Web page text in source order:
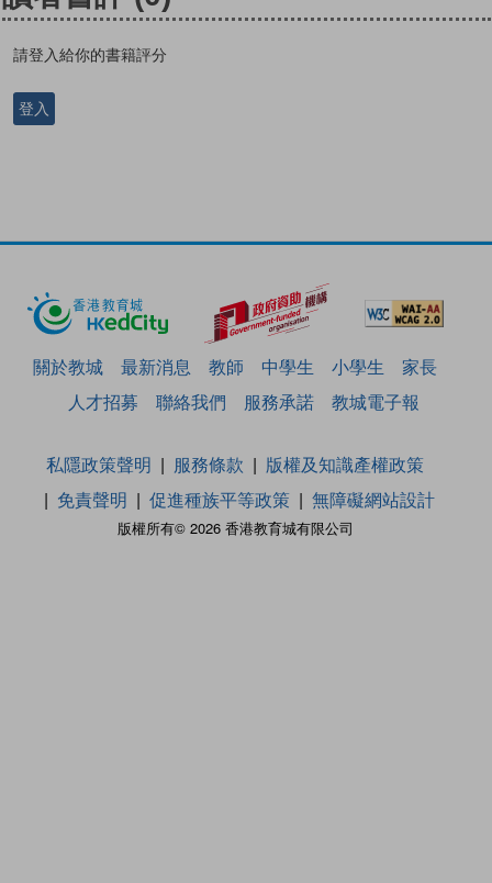
請登入給你的書籍評分
登入
關於教城 最新消息 教師 中學生 小學生
家長
人才招募
聯絡我們 服務承諾 教城電子報
版權所有© 2026 香港教育城有限公司
私隱政策聲明 服務條款
版權及知識產權政策
免責聲明
促進種族平等政策 無障礙網站設計